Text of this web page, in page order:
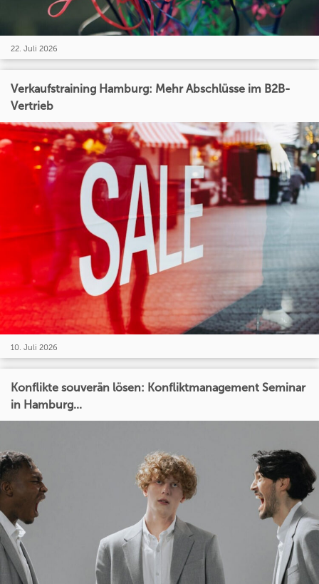
22. Juli 2026
Verkaufstraining Hamburg: Mehr Abschlüsse im B2B-
Vertrieb
10. Juli 2026
Konflikte souverän lösen: Konfliktmanagement Seminar
in Hamburg...